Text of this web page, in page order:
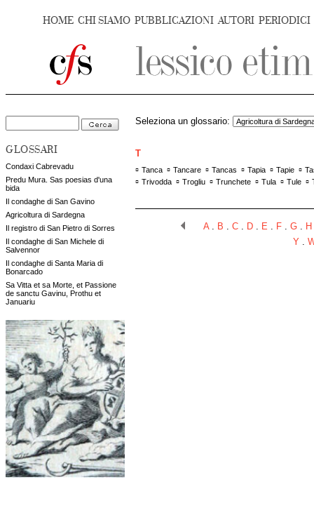
HOME CHI SIAMO PUBBLICAZIONI AUTORI PERIODICI
GLOSSARI
Condaxi Cabrevadu
Predu Mura. Sas poesias d'una
bida
Il condaghe di San Gavino
Agricoltura di Sardegna
Il registro di San Pietro di Sorres
Il condaghe di San Michele di
Salvennor
Il condaghe di Santa Maria di
Bonarcado
Sa Vitta et sa Morte, et Passione
de sanctu Gavinu, Prothu et
Januariu
Seleziona un glossario:
T
▫ Tanca ▫ Tancare ▫ Tancas ▫ Tapia ▫ Tapie ▫
▫ Trivodda ▫ Trogliu ▫ Trunchete ▫ Tula ▫ Tule ▫
A. B . C. D. E . F. G. H
Y .